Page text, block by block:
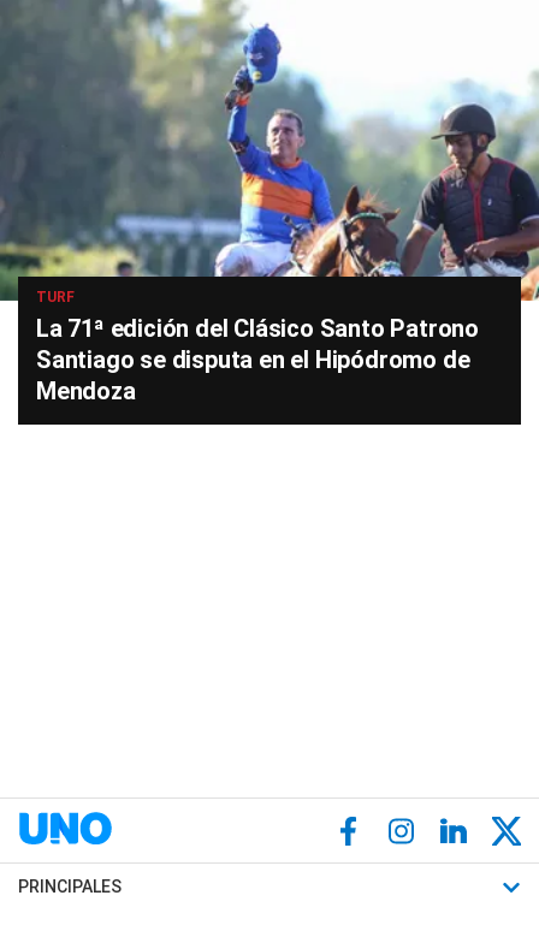
TURF
La 71ª edición del Clásico Santo Patrono
Santiago se disputa en el Hipódromo de
Mendoza
PRINCIPALES